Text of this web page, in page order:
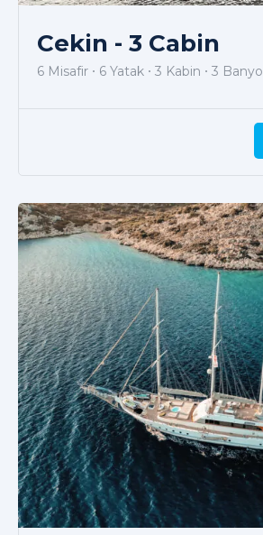
Cekin - 3 Cabin
6 Misafir 6 Yatak 3 Kabin 3 Banyo